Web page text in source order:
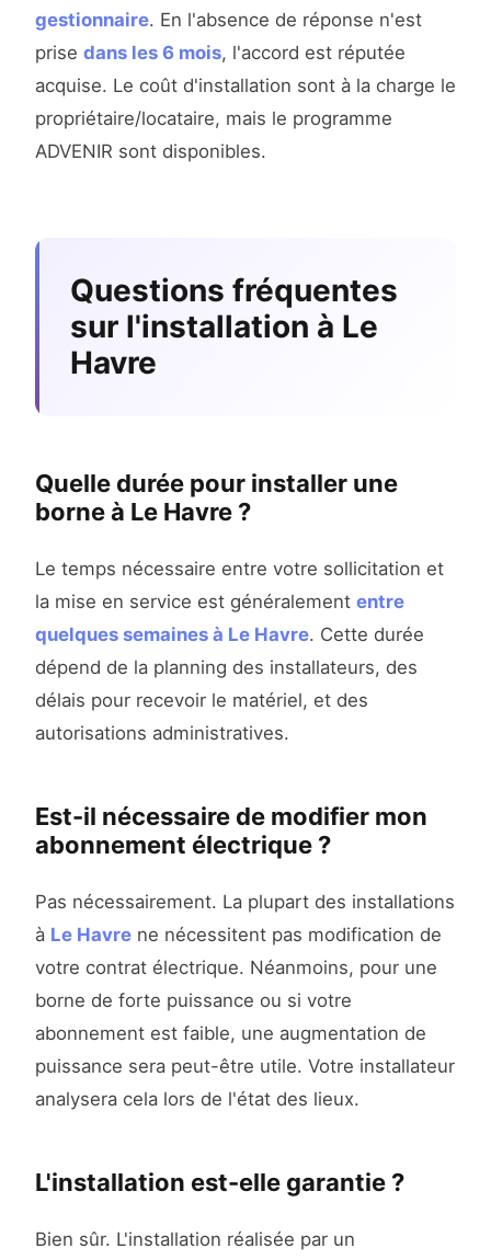
gestionnaire. En l'absence de réponse n'est
prise dans les 6 mois, l'accord est réputée
acquise. Le coût d'installation sont à la charge le
propriétaire/locataire, mais le programme
ADVENIR sont disponibles.
Questions fréquentes
sur l'installation à Le
Havre
Quelle durée pour installer une
borne à Le Havre ?
Le temps nécessaire entre votre sollicitation et
la mise en service est généralement entre
quelques semaines à Le Havre. Cette durée
dépend de la planning des installateurs, des
délais pour recevoir le matériel, et des
autorisations administratives.
Est-il nécessaire de modifier mon
abonnement électrique ?
Pas nécessairement. La plupart des installations
à Le Havre ne nécessitent pas modification de
votre contrat électrique. Néanmoins, pour une
borne de forte puissance ou si votre
abonnement est faible, une augmentation de
puissance sera peut-être utile. Votre installateur
analysera cela lors de l'état des lieux.
L'installation est-elle garantie ?
Bien sûr. L'installation réalisée par un